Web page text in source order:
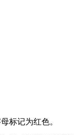
标记为红色。